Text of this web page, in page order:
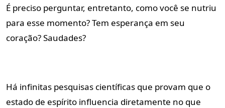
É preciso perguntar, entretanto, como você se nutriu
para esse momento? Tem esperança em seu
coração? Saudades?
Há infinitas pesquisas científicas que provam que o
estado de espírito influencia diretamente no que